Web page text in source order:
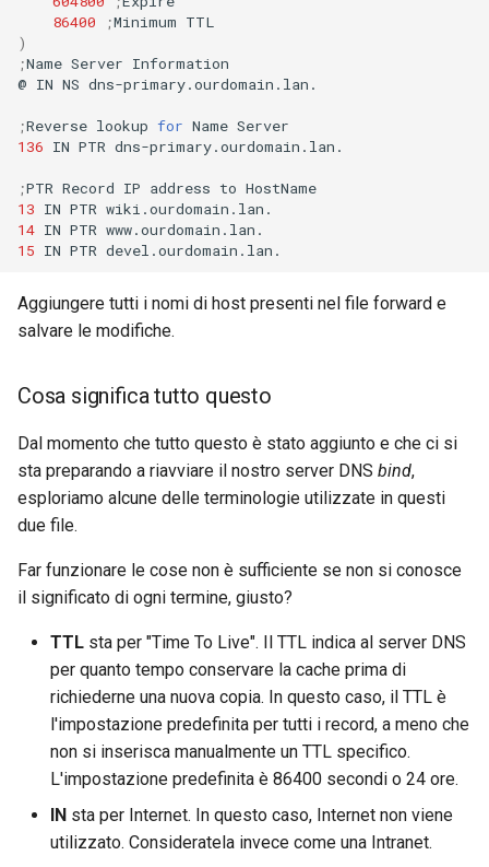
86400
;Minimum
)
;Name Server Information
@ IN NS dns-primary.ourdomain.lan.
;Reverse lookup for Name
136 IN PTR dns-primary.ourdomain.lan.
;PTR Record IP address to
13 IN PTR
14 IN PTR
15 IN PTR
Aggiungere tutti i nomi di host presenti nel file forward e
salvare le modifiche.
Cosa significa tutto questo
Dal momento che tutto questo è stato aggiunto e che ci si
sta preparando a riavviare il nostro server DNS bind,
esploriamo alcune delle terminologie utilizzate in questi
due file.
Far funzionare le cose non è sufficiente se non si conosce
il significato di ogni termine, giusto?
TTL sta per "Time To Live". Il TTL indica al server DNS
per quanto tempo conservare la cache prima di
richiederne una nuova copia. In questo caso, il TTL è
l'impostazione predefinita per tutti i record, a meno che
non si inserisca manualmente un TTL specifico.
L'impostazione predefinita è 86400 secondi o 24 ore.
IN sta per Internet. In questo caso, Internet non viene
utilizzato. Consideratela invece come una Intranet.